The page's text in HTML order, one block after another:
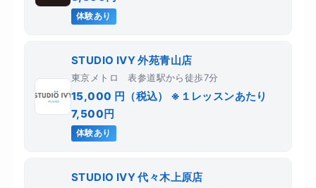
体験あり
STUDIO IVY 外苑青山店
東京メトロ 表参道駅から徒歩7分
15,000 円（税込） ※１レッスンあたり
7,500円
体験あり
STUDIO IVY 代々木上原店